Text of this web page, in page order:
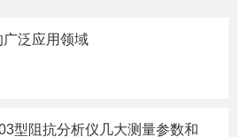
泛应用领域
型阻抗分析仪几大测量参数和